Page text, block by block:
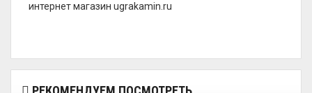
интернет магазин ugrakamin.ru